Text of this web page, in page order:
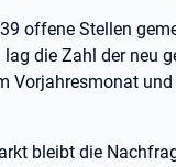
offene Stellen
die Zahl der neu
Vorjahresmonat
bleibt die